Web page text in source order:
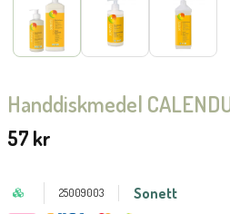
Handdiskmedel
57 kr
25009003 Sonett